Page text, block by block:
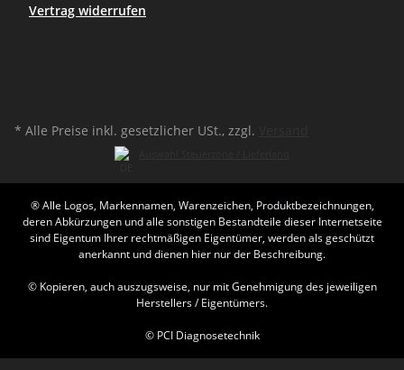
Vertrag widerrufen
* Alle Preise inkl. gesetzlicher USt., zzgl.
® Alle Logos, Markennamen, Warenzeichen, Produktbezeichnungen,
deren Abkürzungen und alle sonstigen Bestandteile dieser Internetseite
sind Eigentum Ihrer rechtmäßigen Eigentümer, werden als geschützt
anerkannt und dienen hier nur der Beschreibung.
© Kopieren, auch auszugsweise, nur mit Genehmigung des jeweiligen
Herstellers / Eigentümers.
© PCI Diagnosetechnik